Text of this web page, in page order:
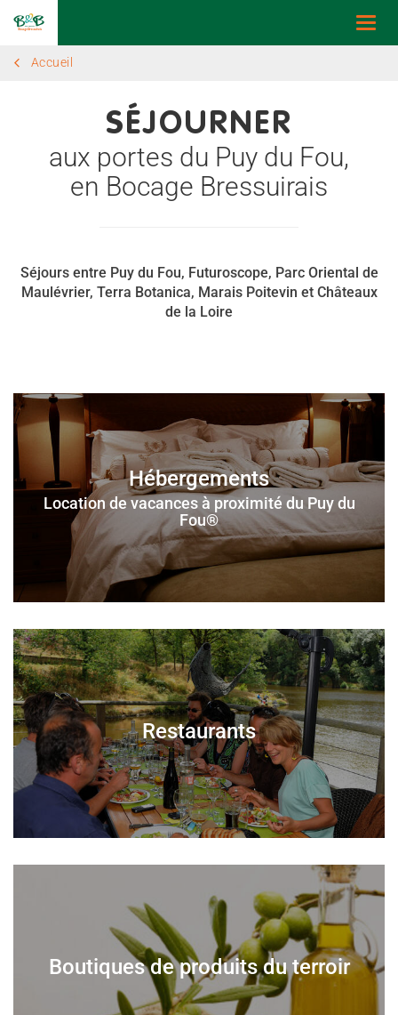
Accueil
SÉJOURNER
aux portes du Puy du Fou,
en Bocage Bressuirais
Séjours entre Puy du Fou, Futuroscope, Parc Oriental de
Maulévrier, Terra Botanica, Marais Poitevin et Châteaux
de la Loire
Hébergements
Location de vacances à proximité du Puy du
Fou®
Restaurants
Boutiques de produits du terroir